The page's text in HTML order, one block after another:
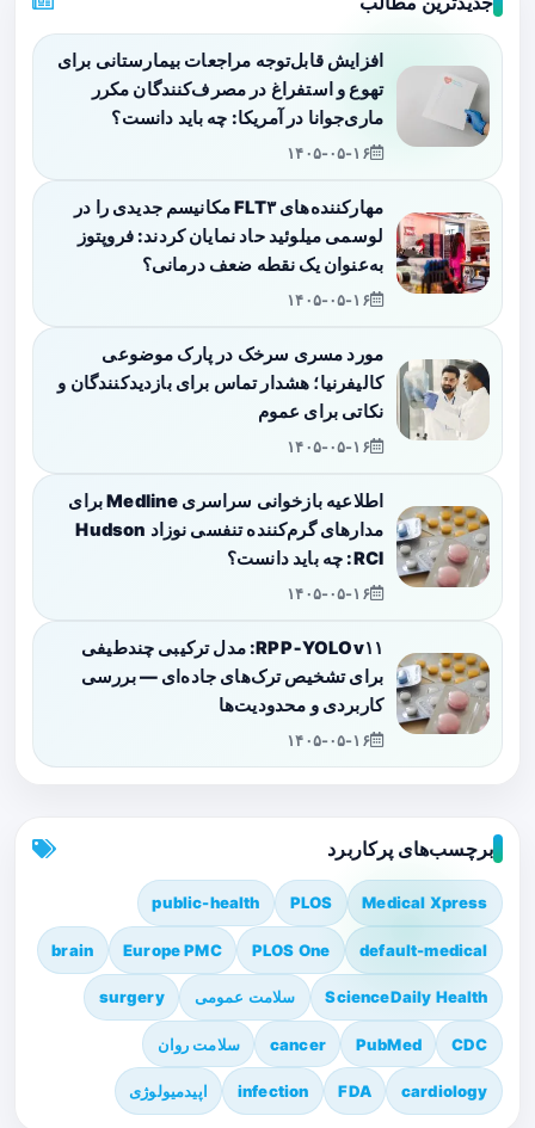
افزایش قابل‌توجه مراجعات بیمارستانی برای
تهوع و استفراغ در مصرف‌کنندگان مکرر
ماری‌جوانا در آمریکا: چه باید دانست؟
۱۴۰۵-۰۵-۱۶
مهارکننده‌های FLT۳ مکانیسم جدیدی را در
لوسمی میلوئید حاد نمایان کردند: فروپتوز
به‌عنوان یک نقطه ضعف درمانی؟
۱۴۰۵-۰۵-۱۶
مورد مسری سرخک در پارک موضوعی
کالیفرنیا؛ هشدار تماس برای بازدیدکنندگان و
نکاتی برای عموم
۱۴۰۵-۰۵-۱۶
اطلاعیه بازخوانی سراسری Medline برای
مدارهای گرم‌کننده تنفسی نوزاد Hudson
RCI: چه باید دانست؟
۱۴۰۵-۰۵-۱۶
RPP‑YOLOv۱۱: مدل ترکیبی چندطیفی
برای تشخیص ترک‌های جاده‌ای — بررسی
کاربردی و محدودیت‌ها
۱۴۰۵-۰۵-۱۶
برچسب‌های پرکاربرد
Medical Xpress
PLOS
public-health
default-medical
PLOS One
Europe PMC
brain
ScienceDaily Health سلامت عمومی surgery
CDC
PubMed
cancer سلامت روان
cardiology
FDA
infection اپیدمیولوژی